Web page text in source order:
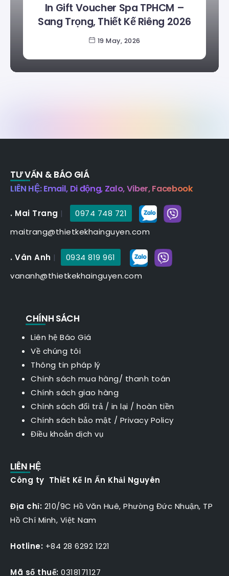
In Gift Voucher Spa TPHCM –
Sang Trọng, Thiết Kế Riêng 2026
19 May, 2026
TƯ VẤN & BÁO GIÁ
LIÊN HỆ: Email, Di động, Zalo, Viber, Facebook
. Mai Trang |
0974 748 721
maitrang@thietkekhainguyen.com
. Vân Anh |
0934 819 961
vananh@thietkekhainguyen.com
CHÍNH SÁCH
Liên hệ Báo Giá
Về chúng tôi
Thông tin pháp lý
Chính sách mua hàng/ thanh toán
Chính sách giao hàng
Chính sách đổi trả / in lại / hoàn tiền
Chính sách bảo mật / Privacy Policy
Điều khoản dịch vụ
LIÊN HỆ
Công ty Thiết Kế In Ấn Khải Nguyên
Địa chỉ: 210/9C Hồ Văn Huê, Phường Đức Nhuận, TP
Hồ Chí Minh, Việt Nam
Hotline: +84 28 6292 1221
Mã số thuế: 0318171127